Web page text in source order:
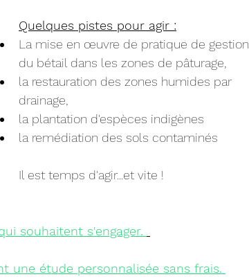
Quelques pistes pour agir :
La mise en œuvre de pratique de gestion
du bétail dans les zones de pâturage,
la restauration des zones humides par
drainage,
la plantation d'espèces indigènes
la remédiation des sols contaminés
Il est temps d'agir...et vite !
souhaitent s'engager.
une étude personnalisée sans frais.